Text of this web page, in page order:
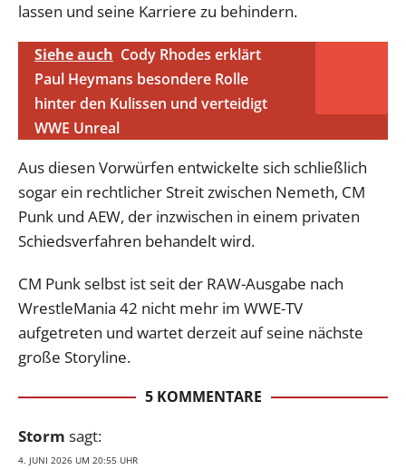
lassen und seine Karriere zu behindern.
Siehe auch Cody Rhodes erklärt
Paul Heymans besondere Rolle
hinter den Kulissen und verteidigt
WWE Unreal
Aus diesen Vorwürfen entwickelte sich schließlich
sogar ein rechtlicher Streit zwischen Nemeth, CM
Punk und AEW, der inzwischen in einem privaten
Schiedsverfahren behandelt wird.
CM Punk selbst ist seit der RAW-Ausgabe nach
WrestleMania 42 nicht mehr im WWE-TV
aufgetreten und wartet derzeit auf seine nächste
große Storyline.
5 KOMMENTARE
Storm sagt:
4. JUNI 2026 UM 20:55 UHR